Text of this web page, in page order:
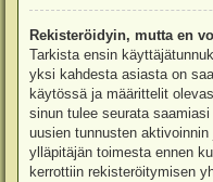
Rekisteröidyin, mutta en
Tarkista ensin
yksi kahdesta asiasta on
käytössä ja määrittelit
sinun tulee seurata
uusien tunnusten
ylläpitäjän toimesta ennen
kerrottiin rekisteröitymisen